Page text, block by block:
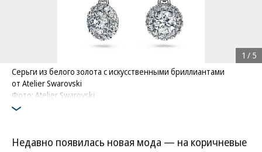
Серьги из белого золота с искусственными бриллиантами
от Atelier Swarovski
Фото: Atelier Swarovski
1 / 5
Недавно появилась новая мода — на коричневые